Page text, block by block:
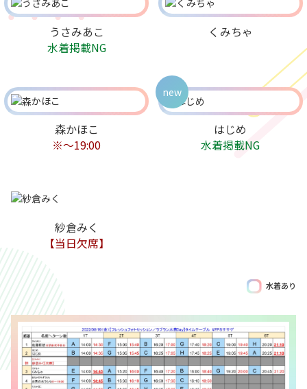
うさみあこ
水着掲載NG
くみちゃ
森かほこ
※～19:00
はじめ
水着掲載NG
new
紗倉みく
【当日欠席】
水着あり